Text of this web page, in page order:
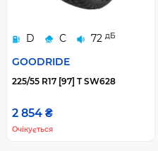
D C 72 дБ
GOODRIDE
225/55 R17 [97] T SW628
2 854 ₴
Очікується